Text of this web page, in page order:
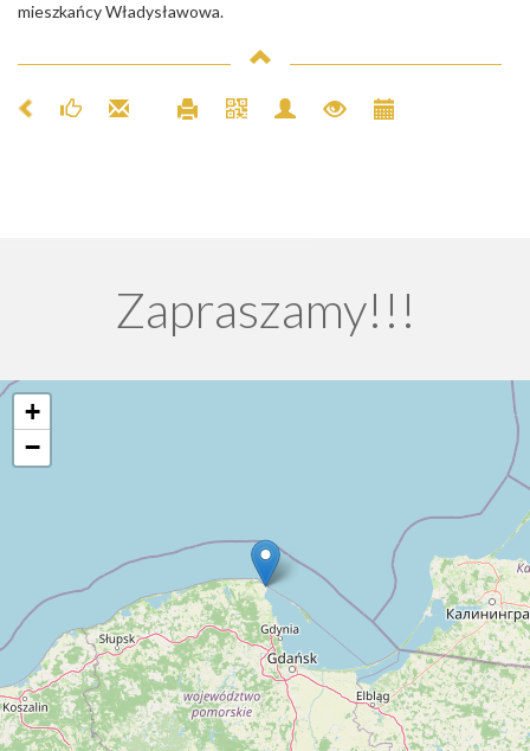
mieszkańcy Władysławowa.
Zapraszamy!!!
+
−